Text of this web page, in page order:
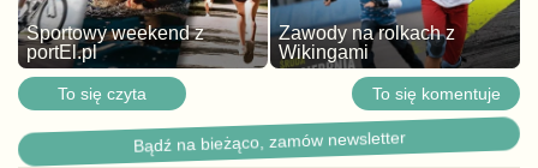
Sportowy weekend z
portEl.pl
Zawody na rolkach z
Wikingami
To się czyta To się komentuje
Bądź na bieżąco, zamów newsletter